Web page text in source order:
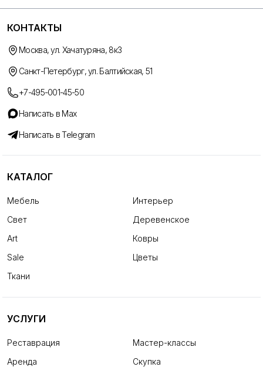
КОНТАКТЫ
Москва, ул. Хачатуряна, 8к3
Санкт-Петербург, ул. Балтийская, 51
+7-495-001-45-50
Написать в Max
Написать в Telegram
КАТАЛОГ
Мебель
Интерьер
Свет
Деревенское
Art
Ковры
Sale
Цветы
Ткани
УСЛУГИ
Реставрация
Мастер-классы
Аренда
Скупка